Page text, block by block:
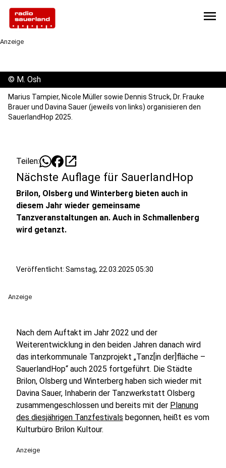
menu
Anzeige
© M. Osh
Marius Tampier, Nicole Müller sowie Dennis Struck, Dr. Frauke
Brauer und Davina Sauer (jeweils von links) organisieren den
SauerlandHop 2025.
Teilen: open_in_new
Nächste Auflage für SauerlandHop
Brilon, Olsberg und Winterberg bieten auch in
diesem Jahr wieder gemeinsame
Tanzveranstaltungen an. Auch in Schmallenberg
wird getanzt.
Veröffentlicht: Samstag, 22.03.2025 05:30
Anzeige
Nach dem Auftakt im Jahr 2022 und der
Weiterentwicklung in den beiden Jahren danach wird
das interkommunale Tanzprojekt „Tanz[in der]fläche –
SauerlandHop“ auch 2025 fortgeführt. Die Städte
Brilon, Olsberg und Winterberg haben sich wieder mit
Davina Sauer, Inhaberin der Tanzwerkstatt Olsberg
zusammengeschlossen und bereits mit der Planung
des diesjährigen Tanzfestivals begonnen, heißt es vom
Kulturbüro Brilon Kultour.
Anzeige